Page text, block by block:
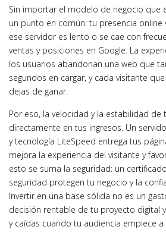
Sin importar el modelo de negocio que
un punto en común: tu presencia online
ese servidor es lento o se cae con
ventas y posiciones en Google. La
los usuarios abandonan una web que
segundos en cargar, y cada visitante
dejas de ganar.
Por eso, la velocidad y la estabilidad de
directamente en tus ingresos. Un
y tecnología LiteSpeed entrega tus
mejora la experiencia del visitante y
esto se suma la seguridad: un
seguridad protegen tu negocio y la
Invertir en una base sólida no es un
decisión rentable de tu proyecto digital
y caídas cuando tu audiencia empiece a